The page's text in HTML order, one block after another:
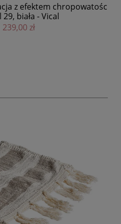
z efektem chropowatości
biała - Vical
zł